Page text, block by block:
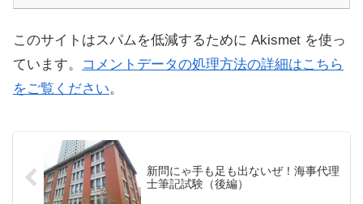
このサイトはスパムを低減するために Akismet を使っ
ています。
コメントデータの処理方法の詳細はこちら
をご覧ください。
新問にゃ手も足も出ないぜ！海事代理
士筆記試験（後編）